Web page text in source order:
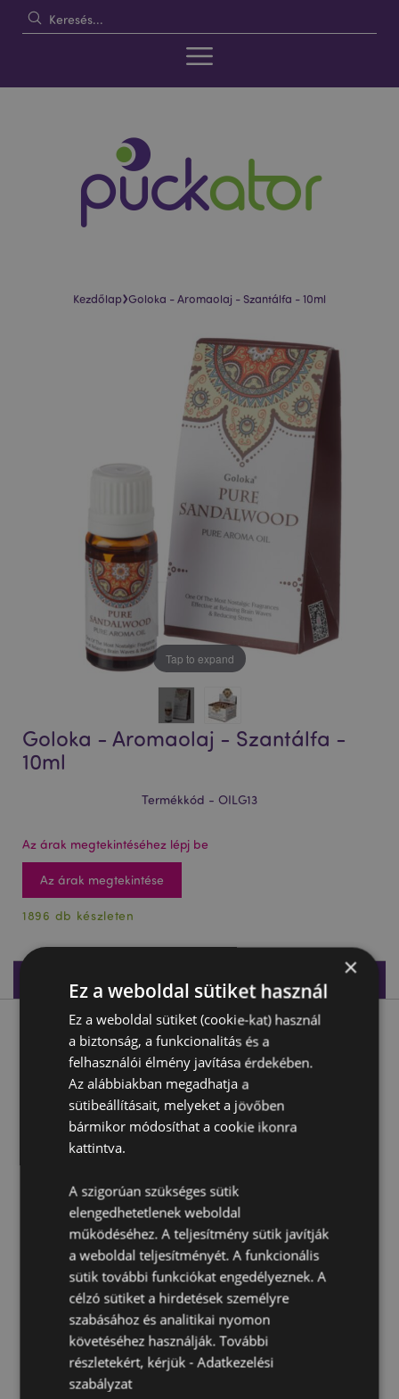
Kezdőlap›Goloka - Aromaolaj - Szantálfa - 10ml
Tap to expand
Goloka - Aromaolaj - Szantálfa -
10ml
Termékkód - OILG13
Az árak megtekintéséhez lépj be
Az árak megtekintése
1896 db készleten
Termékleírás
Termékleírás
Goloka - Aromaolaj - Szantálfa - 10ml
Anyaga:Aromaolaj
Mivel használható:Aromalámpákkal, Lámpa- és
Pálcás Diffúzorokkal, és Száraz Virágokkal
Termékjellemzők
TovábbiMagasság 6.6cm átmérő 2.3cm 10ml
8906051435551
×
Ez a weboldal sütiket használ
Ez a weboldal sütiket (cookie-kat) használ
a biztonság, a funkcionalitás és a
felhasználói élmény javítása érdekében.
Az alábbiakban megadhatja a
sütibeállításait, melyeket a jövőben
bármikor módosíthat a cookie ikonra
kattintva.
A szigorúan szükséges sütik
elengedhetetlenek weboldal
működéséhez. A teljesítmény sütik javítják
a weboldal teljesítményét. A funkcionális
sütik további funkciókat engedélyeznek. A
célzó sütiket a hirdetések személyre
szabásához és analitikai nyomon
követéséhez használják. További
részletekért, kérjük -Adatkezelési
szabályzat